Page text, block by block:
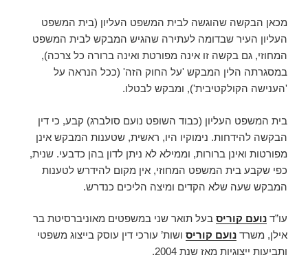
מכאן הבקשה שהוגשה לבית המשפט העליון (בית המשפט
העליון העיר שבדומה לעתירה שהגיש המבקש לבית המשפט
המחוזי, גם בקשה זו אינה מפורטת ואינה ברורה כל צרכה),
במסגרתה הלין המבקש 'על החוק הזה' (ככל הנראה על
'הענישה הקולקטיבית'), ומבקש לבטלו.
בית המשפט העליון (כבוד השופט נועם סולברג) קבע, כי דין
הבקשה להידחות. נימוקיו היו, ראשית, שטענות המבקש אינן
מפורטות ואינן ברורות, וממילא לא ניתן לדון בהן כדבעי. שנית,
כפי שקבע בית המשפט המחוזי, אין מקום להידרש לטענות
המבקש שעה שלא הקדים ומיצה הליכים כנדרש.
עו”ד נועם קוריס בעל תואר שני במשפטים מאוניברסיטת בר
אילן, משרד נועם קוריס ושות’ עורכי דין עוסק בייצוג משפטי
ותביעות ייצוגיות מאז שנת 2004.